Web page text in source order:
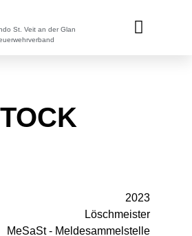
St. Veit an der Glan
2023
Löschmeister
MeSaSt - Meldesammelstelle